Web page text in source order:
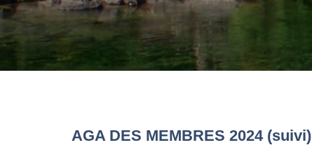
AGA DES MEMBRES 2024 (suivi)